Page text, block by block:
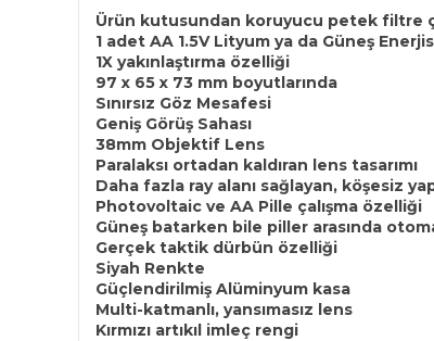
Ürün kutusundan koruyucu petek filtre
1 adet AA 1.5V Lityum ya da Güneş
1X yakınlaştırma özelliği
97 x 65 x 73 mm boyutlarında
Sınırsız Göz Mesafesi
Geniş Görüş Sahası
38mm Objektif Lens
Paralaksı ortadan kaldıran lens tasarımı
Daha fazla ray alanı sağlayan, köşesiz
Photovoltaic ve AA Pille çalışma özelliği
Güneş batarken bile piller arasında
Gerçek taktik dürbün özelliği
Siyah Renkte
Güçlendirilmiş Alüminyum kasa
Multi-katmanlı, yansımasız lens
Kırmızı artıkıl imleç rengi